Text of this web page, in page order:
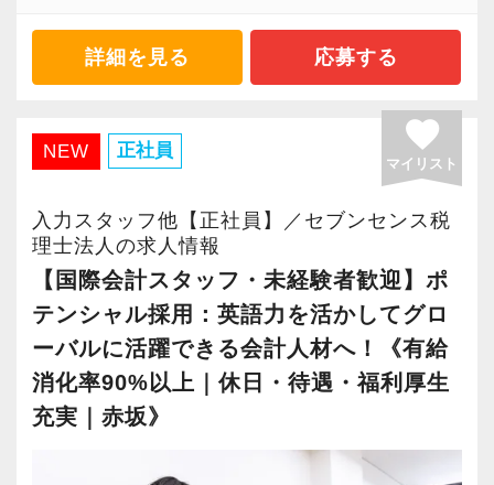
【求職者へのメッセージ】
人を大事に育てるカルチャーが根付いている会
社です。
一人一人のスタッフが、⻑期的な視野で成⻑・
活躍してくれることを期待しています。短期的
安心して、⻑く一緒に貢献の場を広げていける
ような会社を目指しています。
じっくり腰を据えてキャリアを積み上げていき
たいという方からの応募をお待ちしています。
【求める人物像】
・起業家の事業成功を支援するという理念に共
・人が好きで素直に感動できる方
＜まずはカジュアル面談へ＞
・事前に気軽な面談を実施
・ざっくばらんに質問OK
・納得後に選考へ進めます
・半年～1年の調整も可能
まずはカジュアル面談からでも歓迎です
「応募する」からお気軽にご連絡ください。
・経験値が自然と積み上がる環境
・有給取得率90％以上
・繁忙期も月30～40h程度
・男性の育休取得率100％
・テレワーク導入済み
・全席デュアルモニタ完備
＜幅広い経験・成長環境＞
・クライアント2500社以上
・9割が紹介の安定基盤
・一般企業～医療・学校法人まで対応
詳細を見る 応募する
NEW 正社員 favorite
マイリスト
入力スタッフ他【正社員】／セブンセンス税
理士法人の求人情報
【国際会計スタッフ・未経験者歓迎】ポ
テンシャル採用：英語力を活かしてグロ
ーバルに活躍できる会計人材へ！《有給
消化率90%以上｜休日・待遇・福利厚生
充実｜赤坂》